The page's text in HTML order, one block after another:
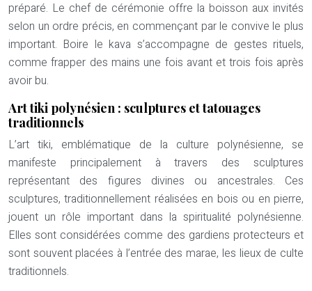
préparé. Le chef de cérémonie offre la boisson aux invités
selon un ordre précis, en commençant par le convive le plus
important. Boire le kava s’accompagne de gestes rituels,
comme frapper des mains une fois avant et trois fois après
avoir bu.
Art tiki polynésien : sculptures et tatouages
traditionnels
L’art tiki, emblématique de la culture polynésienne, se
manifeste principalement à travers des sculptures
représentant des figures divines ou ancestrales. Ces
sculptures, traditionnellement réalisées en bois ou en pierre,
jouent un rôle important dans la spiritualité polynésienne.
Elles sont considérées comme des gardiens protecteurs et
sont souvent placées à l’entrée des marae, les lieux de culte
traditionnels.